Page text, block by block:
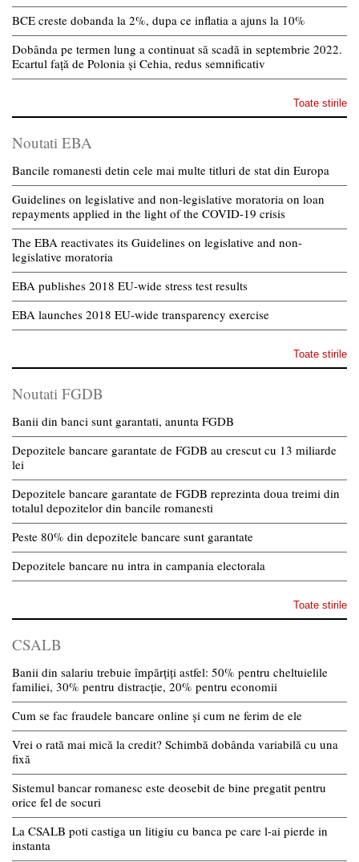
BCE creste dobanda la 2%, dupa ce inflatia a ajuns la 10%
Dobânda pe termen lung a continuat să scadă in septembrie 2022.
Ecartul față de Polonia și Cehia, redus semnificativ
Toate stirile
Noutati EBA
Bancile romanesti detin cele mai multe titluri de stat din Europa
Guidelines on legislative and non-legislative moratoria on loan
repayments applied in the light of the COVID-19 crisis
The EBA reactivates its Guidelines on legislative and non-
legislative moratoria
EBA publishes 2018 EU-wide stress test results
EBA launches 2018 EU-wide transparency exercise
Toate stirile
Noutati FGDB
Banii din banci sunt garantati, anunta FGDB
Depozitele bancare garantate de FGDB au crescut cu 13 miliarde
lei
Depozitele bancare garantate de FGDB reprezinta doua treimi din
totalul depozitelor din bancile romanesti
Peste 80% din depozitele bancare sunt garantate
Depozitele bancare nu intra in campania electorala
Toate stirile
CSALB
Banii din salariu trebuie împărțiți astfel: 50% pentru cheltuielile
familiei, 30% pentru distracție, 20% pentru economii
Cum se fac fraudele bancare online și cum ne ferim de ele
Vrei o rată mai mică la credit? Schimbă dobânda variabilă cu una
fixă
Sistemul bancar romanesc este deosebit de bine pregatit pentru
orice fel de socuri
La CSALB poti castiga un litigiu cu banca pe care l-ai pierde in
instanta